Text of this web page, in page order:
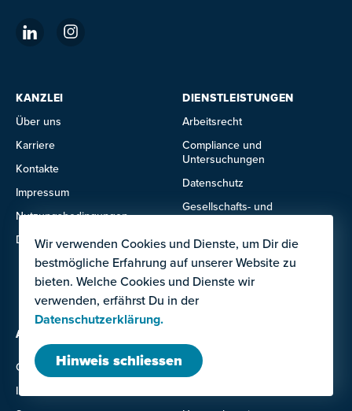
KANZLEI
Über uns
Karriere
Kontakte
Impressum
Nutzungsbedingungen
Datenschutzerklärung
DIENSTLEISTUNGEN
Arbeitsrecht
Compliance und
Untersuchungen
Datenschutz
Gesellschafts- und
Handelsrecht
Immobilienrecht
IT- und Technologierecht
Mietrecht
ANGEBOTE FÜR
Ausland
Grossunternehmen
Institutionen
Investor:innen
Wir verwenden Cookies und Dienste, um Dir die
bestmögliche Erfahrung auf unserer Website zu
bieten. Welche Cookies und Dienste wir
verwenden, erfährst Du in der
Datenschutzerklärung.
Hinweis schliessen